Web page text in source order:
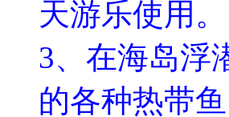
天游乐使用。
3、在海岛浮
的各种热带